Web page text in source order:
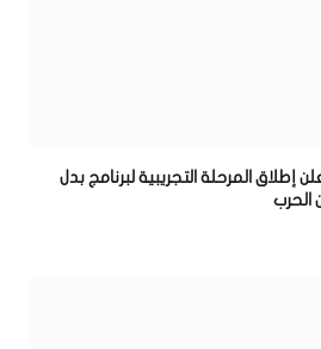
إطلاق المرحلة التجريبية لبرنامج بدل
الحرب